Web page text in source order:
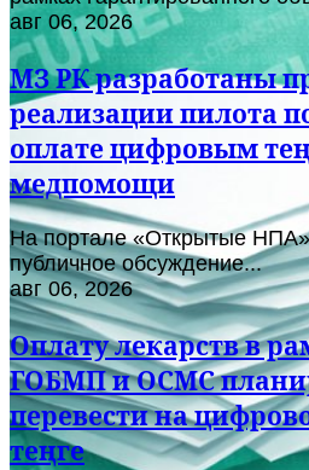
авг 06, 2026
МЗ РК разработаны
реализации пилота
оплате цифровым
медпомощи
На портале «Открытые
публичное обсуждение...
авг 06, 2026
Оплату лекарств в
ГОБМП и ОСМС
перевести на
теңге